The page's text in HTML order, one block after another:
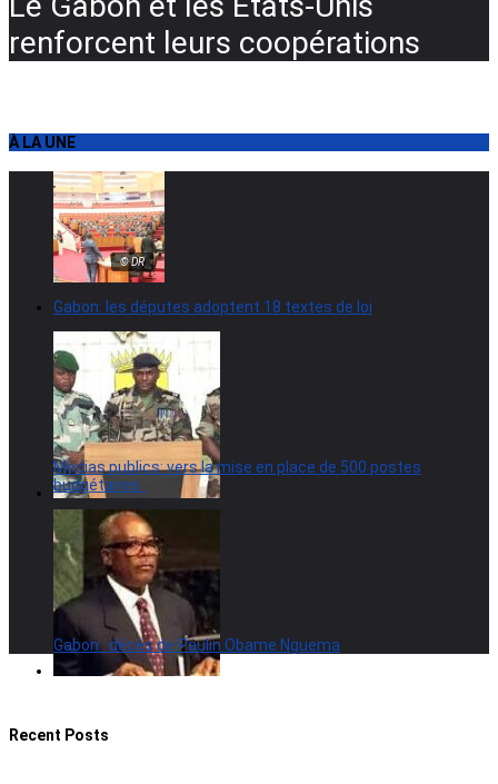
renforcent leurs coopérations
À LA UNE
© DR
Gabon: les députes adoptent 18 textes de loi
Médias publics: vers la mise en place de 500 postes
budgétaires
Gabon : décès de Paulin Obame Nguema
Recent Posts